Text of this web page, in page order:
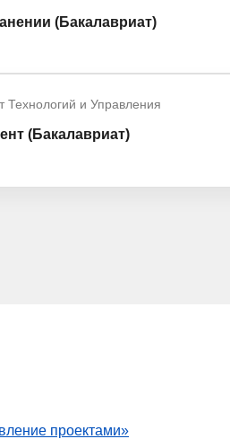
(Бакалавриат)
Технологий и Управления
(Бакалавриат)
проектами»